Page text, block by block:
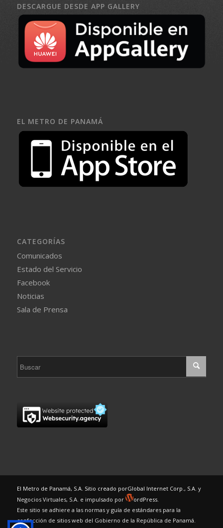
DESCARGUE DESDE APP GALLERY
EL METRO DE PANAMÁ
CATEGORÍAS
Comunicados
Estado del Servicio
Facebook
Noticias
Sala de Prensa
El Metro de Panamá, S.A. Sitio creado porGlobal Internet Corp., S.A. y
Negocios Virtuales, S.A. e impulsado por
ordPress.
Este sitio se adhiere a las normas y guía de estándares para la
confección de sitios web del Gobierno de la República de Panamá.